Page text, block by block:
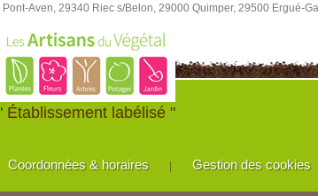
Aven, 29340 Riec s/Belon, 29000 Quimper, 29500 Ergué-
Établissement labélisé "
Coordonnées & horaires | Gestion des cookies